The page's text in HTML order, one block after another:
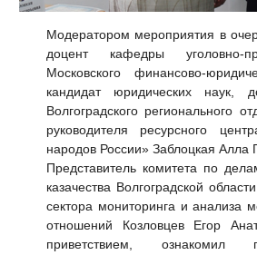
Модератором мероприятия в
доцент кафедры уголовно-
Московского финансово-
кандидат юридических наук,
Волгоградского регионального
руководителя ресурсного
народов России» Заблоцкая Алла
Представитель комитета по
казачества Волгоградской
сектора мониторинга и анализа
отношений Козловцев Егор
приветствием, ознакомил